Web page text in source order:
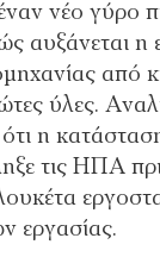
νέο γύρο
αυξάνεται η
από
ύλες.
η
τις ΗΠΑ
εργασίας.